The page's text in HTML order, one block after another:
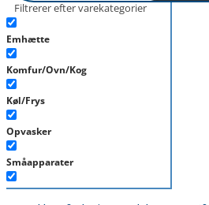
Filtrerer efter varekategorier
Emhætte
Komfur/Ovn/Kog
Køl/Frys
Opvasker
Småapparater
Støvsuger